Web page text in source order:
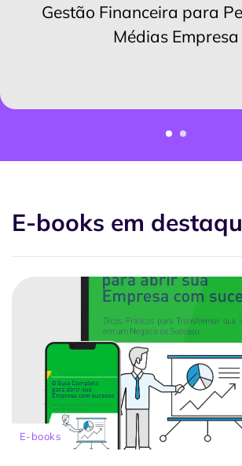
Gestão Financeira para
Médias Empresa
E-books em
E-books